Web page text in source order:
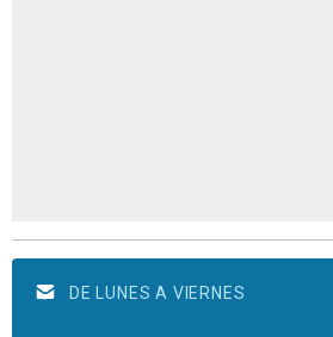
DE LUNES A VIERNES